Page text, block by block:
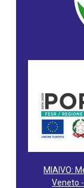
MIAIVO:
Veneto